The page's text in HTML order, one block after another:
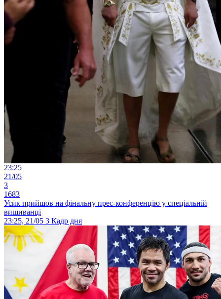
23:25
21/05
3
1683
Усик прийшов на фінальну прес-конференцію у спеціальній
вишиванці
23:25, 21/05 3 Кадр дня